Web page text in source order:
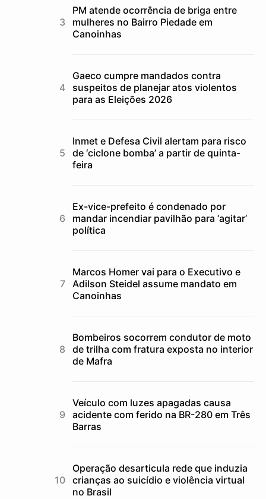
PM atende ocorrência de briga entre
mulheres no Bairro Piedade em
Canoinhas
Gaeco cumpre mandados contra
suspeitos de planejar atos violentos
para as Eleições 2026
Inmet e Defesa Civil alertam para risco
de ‘ciclone bomba’ a partir de quinta-
feira
Ex-vice-prefeito é condenado por
mandar incendiar pavilhão para ‘agitar’
política
Marcos Homer vai para o Executivo e
Adilson Steidel assume mandato em
Canoinhas
Bombeiros socorrem condutor de moto
de trilha com fratura exposta no interior
de Mafra
Veículo com luzes apagadas causa
acidente com ferido na BR-280 em Três
Barras
Operação desarticula rede que induzia
crianças ao suicídio e violência virtual
no Brasil